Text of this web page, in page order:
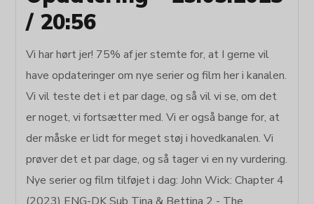
/ 20:56
Vi har hørt jer! 75% af jer stemte for, at I gerne vil
have opdateringer om nye serier og film her i kanalen.
Vi vil teste det i et par dage, og så vil vi se, om det
er noget, vi fortsætter med. Vi er også bange for, at
der måske er lidt for meget støj i hovedkanalen. Vi
prøver det et par dage, og så tager vi en ny vurdering.
Nye serier og film tilføjet i dag: John Wick: Chapter 4